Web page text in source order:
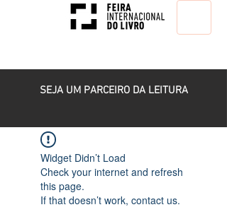
SEJA UM PARCEIRO DA LEITURA
Widget Didn’t Load
Check your internet and refresh
this page.
If that doesn’t work, contact us.